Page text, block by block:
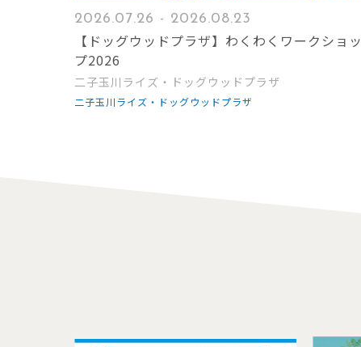
2026.07.26 - 2026.08.23
【ドッグウッドプラザ】わくわくワークショッ
プ2026
二子玉川ライズ・ドッグウッドプラザ
二子玉川ライズ・ドッグウッドプラザ